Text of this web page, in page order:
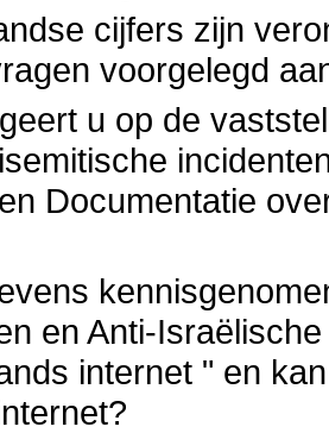
cijfers zijn
voorgelegd
u op de
Documentatie
en Anti-
internet " en